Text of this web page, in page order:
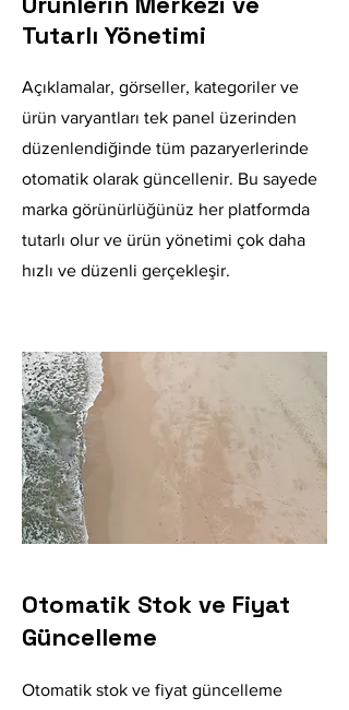
Tutarlı Yönetimi
Açıklamalar, görseller, kategoriler ve
ürün varyantları tek panel üzerinden
düzenlendiğinde tüm pazaryerlerinde
otomatik olarak güncellenir. Bu sayede
marka görünürlüğünüz her platformda
tutarlı olur ve ürün yönetimi çok daha
hızlı ve düzenli gerçekleşir.
Otomatik Stok ve Fiyat
Güncelleme
Otomatik stok ve fiyat güncelleme